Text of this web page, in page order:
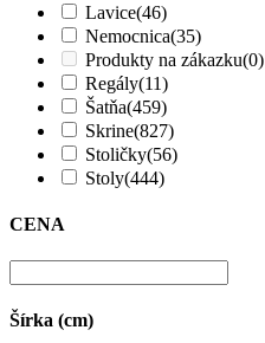
Lavice(46)
Nemocnica(35)
Produkty na zákazku(0)
Regály(11)
Šatňa(459)
Skrine(827)
Stoličky(56)
Stoly(444)
CENA
Šírka (cm)